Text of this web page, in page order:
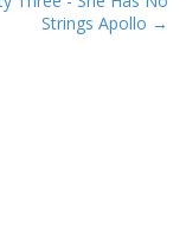
Strings Apollo →